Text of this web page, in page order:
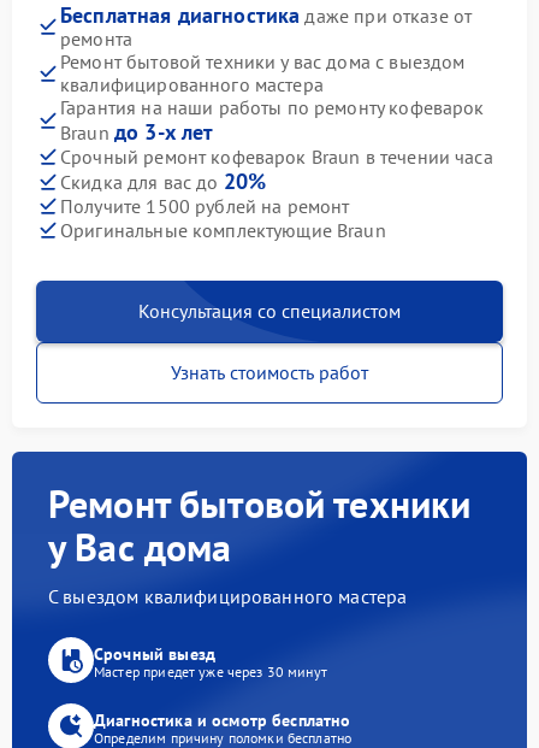
Бесплатная диагностика даже при отказе от
ремонта
Ремонт бытовой техники у вас дома с выездом
квалифицированного мастера
Гарантия на наши работы по ремонту кофеварок
Braun до 3-х лет
Срочный ремонт кофеварок Braun в течении часа
Скидка для вас до 20%
Получите 1500 рублей на ремонт
Оригинальные комплектующие Braun
Консультация со специалистом
Узнать стоимость работ
Ремонт бытовой техники
у Вас дома
С выездом квалифицированного мастера
Срочный выезд
Мастер приедет уже через 30 минут
Диагностика и осмотр бесплатно
Определим причину поломки бесплатно